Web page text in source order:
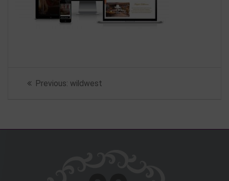
Beitragsnavigation
Previous: Previous
wildwest